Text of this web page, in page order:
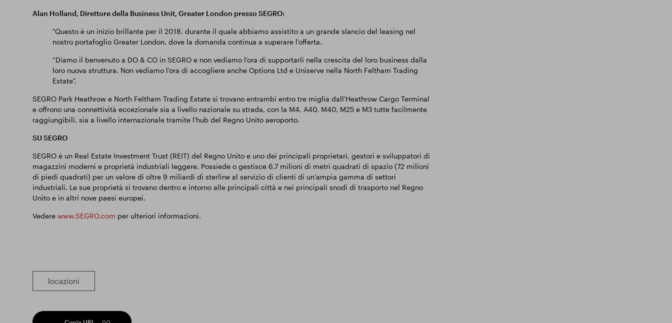
Alan Holland, Direttore della Business Unit, Greater London presso SEGRO:
"Questo è un inizio brillante per il 2018, durante il quale abbiamo assistito a un grande slancio del leasing nel
nostro portafoglio Greater London, dove la domanda continua a superare l'offerta.
“Diamo il benvenuto a DO & CO in SEGRO e non vediamo l'ora di supportarli nella crescita del loro business dalla
loro nuova struttura. Non vediamo l'ora di accogliere anche Options Ltd e Uniserve nella North Feltham Trading
Estate".
SEGRO Park Heathrow e North Feltham Trading Estate si trovano entrambi entro tre miglia dall'Heathrow Cargo Terminal
e offrono una connettività eccezionale sia a livello nazionale su strada, con la M4, A40, M40, M25 e M3 tutte facilmente
raggiungibili, sia a livello internazionale tramite l'hub del Regno Unito aeroporto.
SU SEGRO
SEGRO è un Real Estate Investment Trust (REIT) del Regno Unito e uno dei principali proprietari, gestori e sviluppatori di
magazzini moderni e proprietà industriali leggere. Possiede o gestisce 6,7 milioni di metri quadrati di spazio (72 milioni
di piedi quadrati) per un valore di oltre 9 miliardi di sterline al servizio di clienti di un'ampia gamma di settori
industriali. Le sue proprietà si trovano dentro e intorno alle principali città e nei principali snodi di trasporto nel Regno
Unito e in altri nove paesi europei.
Vedere www.SEGRO.com per ulteriori informazioni.
locazioni